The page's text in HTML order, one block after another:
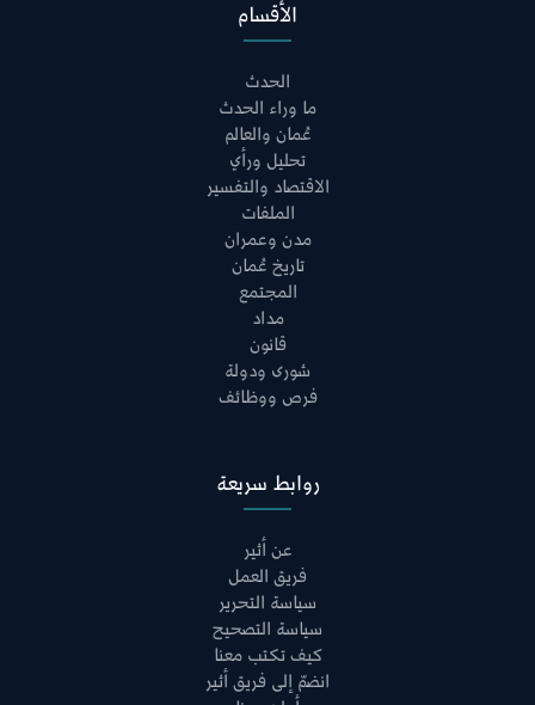
الأقسام
الحدث
ما وراء الحدث
عُمان والعالم
تحليل ورأي
الاقتصاد والتفسير
الملفات
مدن وعمران
تاريخ عُمان
المجتمع
مداد
قانون
شورى ودولة
فرص ووظائف
روابط سريعة
عن أثير
فريق العمل
سياسة التحرير
سياسة التصحيح
كيف تكتب معنا
انضمّ إلى فريق أثير